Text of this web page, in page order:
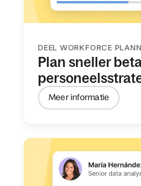
DEEL WORKFORCE
Plan sneller
Meer informatie